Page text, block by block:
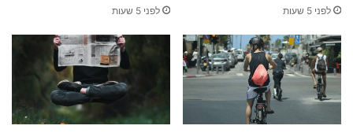
לפני 5 שעות לפני 5 שעות